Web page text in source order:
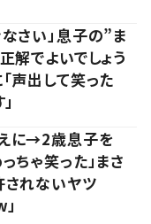
さい」息子の”ま
解でよいでしょう
声出して笑った
に→2歳息子を
ちゃ笑った」まさ
されないヤツ